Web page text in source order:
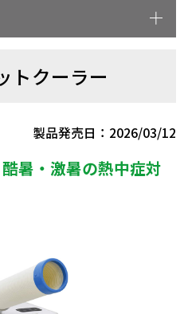
トクーラー
製品発売日：2026/03/12
暑・激暑の熱中症対